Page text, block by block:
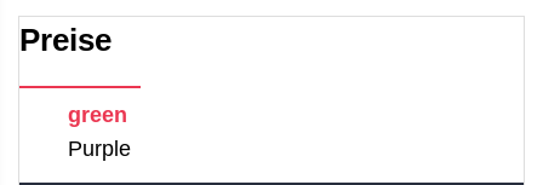
Preise
green
Purple